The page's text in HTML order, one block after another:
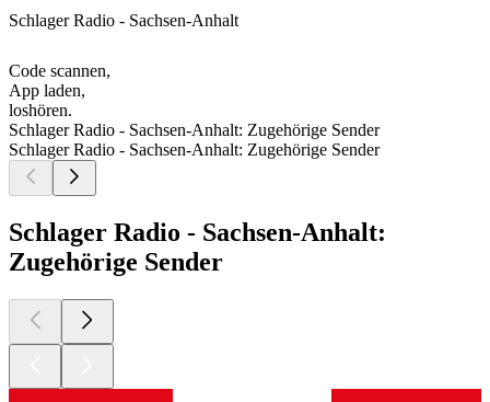
Schlager Radio - Sachsen-Anhalt
Code scannen,
App laden,
loshören.
Schlager Radio - Sachsen-Anhalt: Zugehörige Sender
Schlager Radio - Sachsen-Anhalt: Zugehörige Sender
Schlager Radio - Sachsen-Anhalt:
Zugehörige Sender